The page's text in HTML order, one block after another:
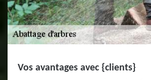
Vos avantages avec {clients}